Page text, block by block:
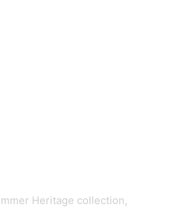
Heritage collection,